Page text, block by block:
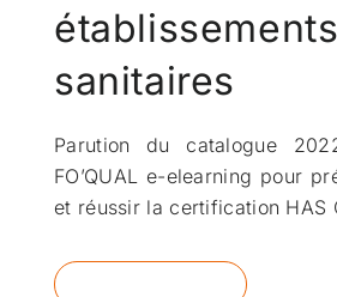
établissements
sanitaires
Parution du catalogue
FO’QUAL e-elearning pour
et réussir la certification HAS